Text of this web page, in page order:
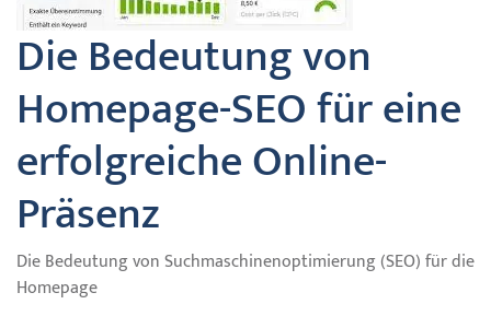
Die Bedeutung von
Homepage-SEO für eine
erfolgreiche Online-
Präsenz
Die Bedeutung von Suchmaschinenoptimierung (SEO) für die
Homepage